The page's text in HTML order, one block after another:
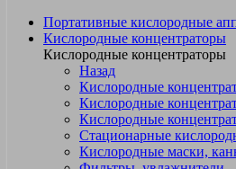
Портативные кислородные
Кислородные концентраторы
Кислородные концентраторы
Назад
Кислородные
Кислородные
Кислородные
Стационарные
Кислородные маски,